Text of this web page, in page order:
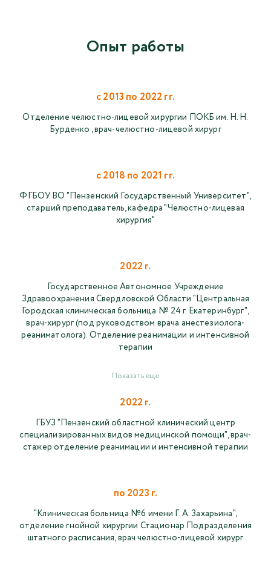
Опыт работы
с 2013 по 2022 гг.
Отделение челюстно-лицевой хирургии ПОКБ им. Н. Н.
Бурденко , врач-челюстно-лицевой хирург
с 2018 по 2021 гг.
ФГБОУ ВО "Пензенский Государственный Университет",
старший преподаватель, кафедра "Челюстно-лицевая
хирургия"
2022 г.
Государственное Автономное Учреждение
Здравоохранения Свердловской Области "Центральная
Городская клиническая больница № 24 г. Екатеринбург",
врач-хирург (под руководством врача анестезиолога-
реаниматолога). Отделение реанимации и интенсивной
терапии
Показать еще
2022 г.
ГБУЗ "Пензенский областной клинический центр
специализированных видов медицинской помощи", врач-
стажер отделение реанимации и интенсивной терапии
по 2023 г.
"Клиническая больница №6 имени Г. А. Захарьина",
отделение гнойной хирургии Стационар Подразделения
штатного расписания, врач челюстно-лицевой хирург